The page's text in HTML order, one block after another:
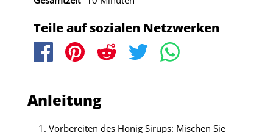
Teile auf sozialen Netzwerken
Anleitung
Vorbereiten des Honig Sirups: Mischen Sie